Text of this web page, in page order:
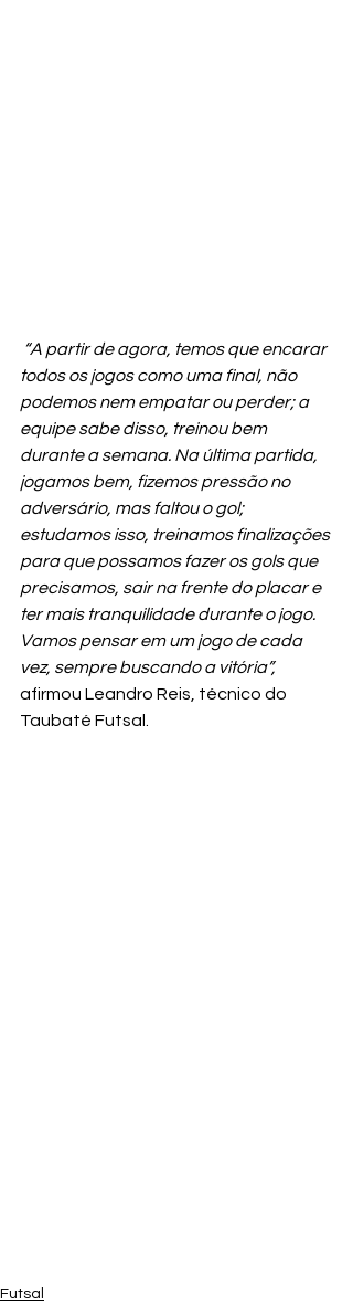
“A partir de agora, temos que encarar
todos os jogos como uma final, não
podemos nem empatar ou perder; a
equipe sabe disso, treinou bem
durante a semana. Na última partida,
jogamos bem, fizemos pressão no
adversário, mas faltou o gol;
estudamos isso, treinamos finalizações
para que possamos fazer os gols que
precisamos, sair na frente do placar e
ter mais tranquilidade durante o jogo.
Vamos pensar em um jogo de cada
vez, sempre buscando a vitória”,
afirmou Leandro Reis, técnico do
Taubaté Futsal.
Futsal